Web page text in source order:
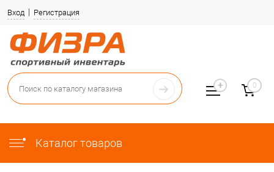
Вход Регистрация
Каталог товаров
0